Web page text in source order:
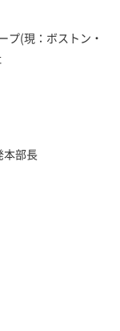
プ(現：ボストン・
部長